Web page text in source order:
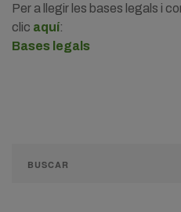
Per a llegir les bases legals i
clic aquí:
Bases legals